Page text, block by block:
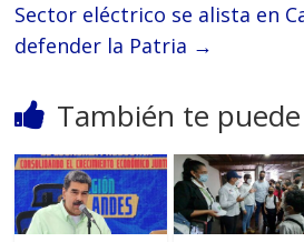
Sector eléctrico se alista en
defender la Patria →
También te